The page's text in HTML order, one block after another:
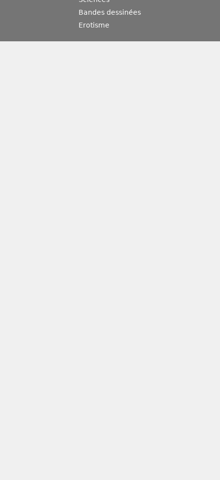
Bandes dessinées
Erotisme